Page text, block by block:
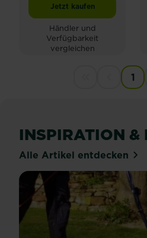
Jetzt kaufenRoundup® Rasen-
Händler und
Verfügbarkeit
vergleichen
First disabled
1
INSPIRATION &
Alle Artikel entdecken